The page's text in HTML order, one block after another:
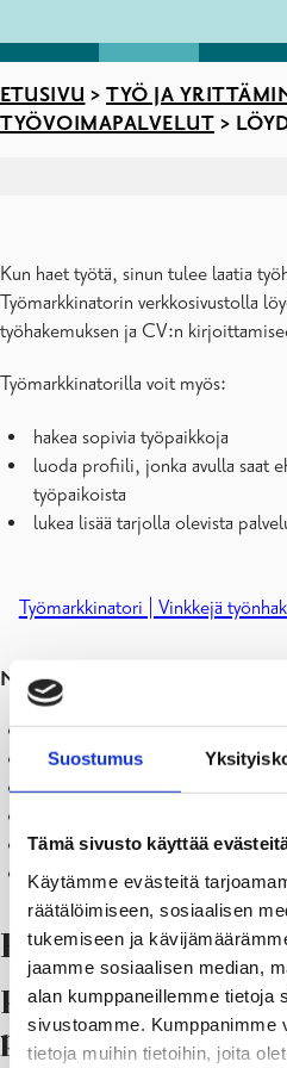
Suostumus
Tämä sivusto käyttää
Käytämme evästeitä
räätälöimiseen, sosiaalisen
tukemiseen ja
jaamme sosiaalisen median,
alan kumppaneillemme tietoja
sivustoamme. Kumppanimme
tietoja muihin tietoihin, joita
ETUSIVU > TYÖ JA
TYÖVOIMAPALVELUT >
Kun haet työtä, sinun tulee laatia
Työmarkkinatorin verkkosivustolla
työhakemuksen ja CV:n
Työmarkkinatorilla voit myös:
hakea sopivia työpaikkoja
luoda profiili, jonka avulla saat
työpaikoista
lukea lisää tarjolla olevista
Työmarkkinatori | Vinkkejä
Näillä sivuilla voit löytää vapaita
Kuntarekry
Kuntarekry, vapaat työpaikat
Työmarkkinatori
Duunitori
Valtiolle.fi
Ryhdy yrittäjäksi
Kiinnostaako
perustaminen?